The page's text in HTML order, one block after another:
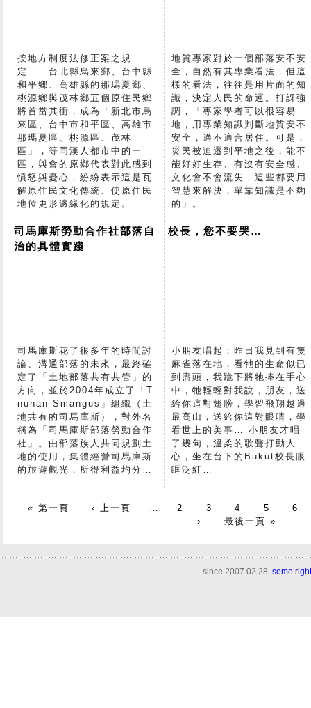
按地方制度法修正案之規
定……台北縣烏來鄉、台中縣
和平鄉、高雄縣的那瑪夏鄉、
桃源鄉與茂林鄉五個原住民鄉
將首當其衝，成為「新北市烏
來區、台中市和平區、高雄市
那瑪夏區、桃源區、茂林
區」，等同漢人都市中的一
區，與會的原鄉代表對此感到
憤怒與憂心，紛紛表示這是瓦
解原住民文化傳統、使原住民
地位更形邊緣化的規定。
地質專家對於一個部落安不安
全，自然有其專業看法，但這
樣的看法，往往是用片面的知
識，決定人民的命運。打訝強
調，「專家學者可以很容易
地，用專業知識判斷地質安不
安全，適不適合居住。可是，
災民被迫遷到平地之後，能不
能好好生存、有沒有安全感、
文化會不會流失，這些都要用
智慧來解決，單靠知識是不夠
的」。
司馬庫斯勞動合作社部落自
治的具體實踐
司馬庫斯花了很多年的時間討
論、溝通部落的未來，最終確
定了「土地部落共有共管」的
方向，並於2004年成立了「T
nunan-Smangus」組織（土
地共有的司馬庫斯），對外名
稱為「司馬庫斯部落勞動合作
社」。由部落族人共同規劃土
地的使用，集體經營司馬庫斯
的旅遊觀光，所得利益均分…
校長，您不要哭…
小朋友唱起：昨日我見到有隻
麻雀落在地，看牠的生命似已
到盡頭，我跪下將牠捧在手心
中，牠輕輕對我說，朋友，送
給你這對翅膀，學習飛翔越過
最高山，送給你這對眼晴，學
看世上的美事… 小朋友才唱
了幾句，溫柔的歌聲打動人
心，坐在台下的Bukut校長眼
眶泛紅…
« 第一頁 ‹ 上一頁 2 3 4 5
6
›
最後一頁 »
since 2007.02.28. some